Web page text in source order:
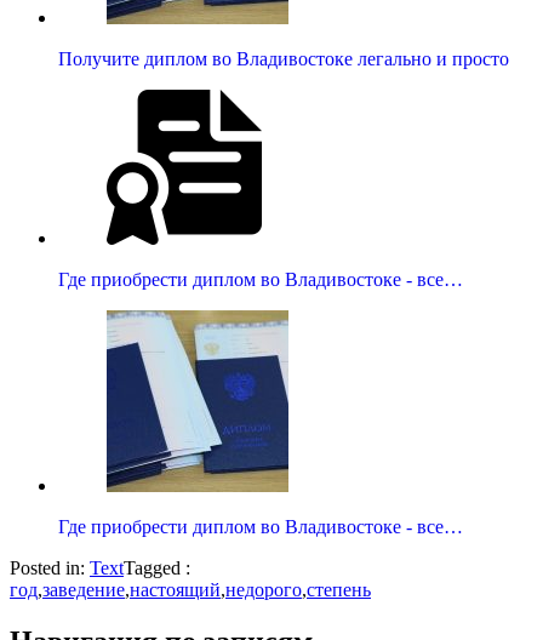
Получите диплом во Владивостоке легально и просто
Где приобрести диплом во Владивостоке - все…
Где приобрести диплом во Владивостоке - все…
Posted in: TextTagged :
год,заведение,настоящий,недорого,степень